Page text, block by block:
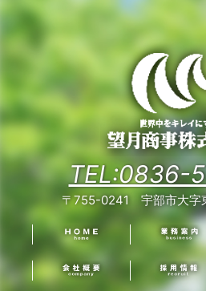
TEL:0836-
〒755-0241 宇部市大字